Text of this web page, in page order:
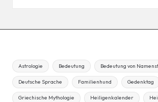
Astrologie Bedeutung Bedeutung von
Deutsche Sprache Familienhund Gedenktag
Griechische Mythologie Heiligenkalender